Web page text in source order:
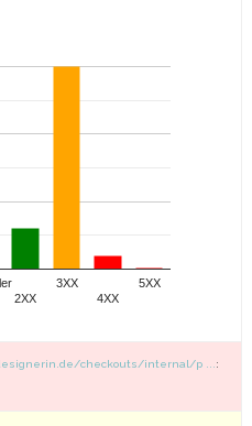
2XX
3XX
4XX
5XX
checkouts/internal/p ... :